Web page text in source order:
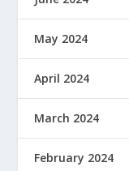
May 2024
April 2024
March 2024
February 2024